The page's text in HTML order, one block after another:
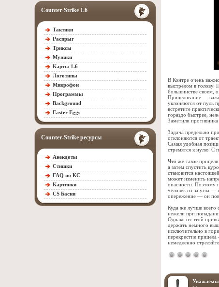
Counter-Strike 1.6
Тактики
Распрыг
Триксы
Мувики
Карты 1.6
Логотипы
Микрофон
Программы
Background
Easter Eggs
Counter-Strike ресурсы
Анекдоты
Стишки
FAQ по КС
Картинки
CS Басни
В Контре очень
выстрелом в голову.
большинстве своем,
Прицеливание —
уклоняются от пуль
встретите
гораздо быстрее,
Заметили
Задача предельно
отклоняются от
Самая удобная
стремятся к нулю. С
Что же такое
а затем спустить
становится
может изменить
опасности. Поэтому
человек из-за угла —
опережение — он
Куда же лучше всего
нежели при
Однако от этой
держать немного
исключительно в
перекрестие
немедленно